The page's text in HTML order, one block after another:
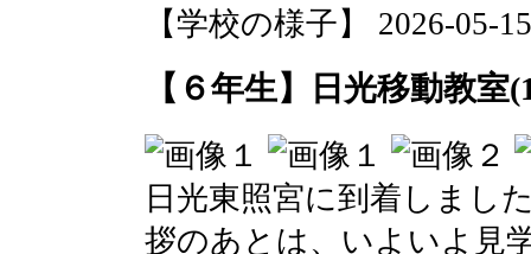
【学校の様子】 2026-05-
【６年生】日光移動教室
日光東照宮に到着しまし
拶のあとは、いよいよ見